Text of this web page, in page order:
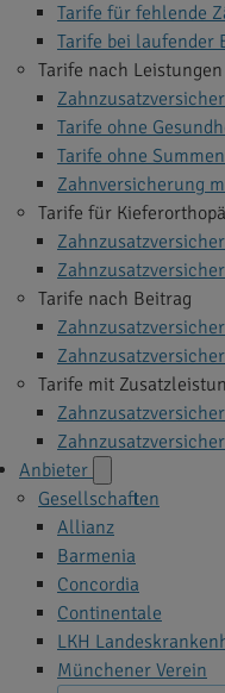
Tarife für fehlende
Tarife bei laufender
Tarife nach Leistungen
Tarife ohne
Tarife ohne
Zahnversicherung
Tarife für
Tarife nach Beitrag
Tarife mit
Anbieter
Gesellschaften
Allianz
Barmenia
Concordia
Continentale
LKH
Münchener Verein